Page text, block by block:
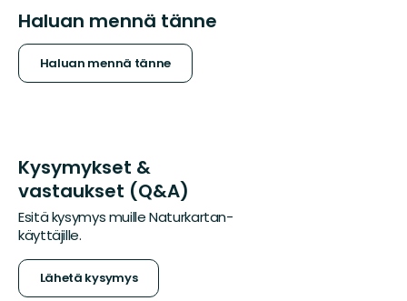
Haluan mennä tänne
Haluan mennä tänne
Kysymykset &
vastaukset (Q&A)
Esitä kysymys muille Naturkartan-
käyttäjille.
Lähetä kysymys